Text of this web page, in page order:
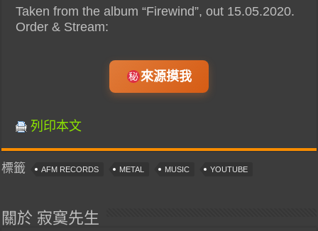
Taken from the album “Firewind”, out 15.05.2020.
Order & Stream:
來源摸我
列印本文
標籤 AFM RECORDS METAL MUSIC YOUTUBE
關於 寂寞先生